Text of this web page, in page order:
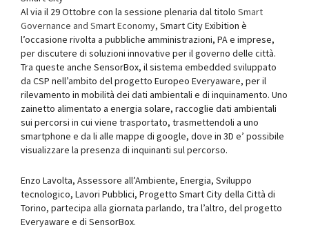
Al via il 29 Ottobre con la sessione plenaria dal titolo Smart
Governance and Smart Economy, Smart City Exibition è
l’occasione rivolta a pubbliche amministrazioni, PA e imprese,
per discutere di soluzioni innovative per il governo delle città.
Tra queste anche SensorBox, il sistema embedded sviluppato
da CSP nell’ambito del progetto Europeo Everyaware, per il
rilevamento in mobilità dei dati ambientali e di inquinamento. Uno
zainetto alimentato a energia solare, raccoglie dati ambientali
sui percorsi in cui viene trasportato, trasmettendoli a uno
smartphone e da li alle mappe di google, dove in 3D e’ possibile
visualizzare la presenza di inquinanti sul percorso.
Enzo Lavolta, Assessore all’Ambiente, Energia, Sviluppo
tecnologico, Lavori Pubblici, Progetto Smart City della Città di
Torino, partecipa alla giornata parlando, tra l’altro, del progetto
Everyaware e di SensorBox.